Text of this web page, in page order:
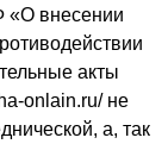
«О внесении
акты
onlain.ru/ не
а, так